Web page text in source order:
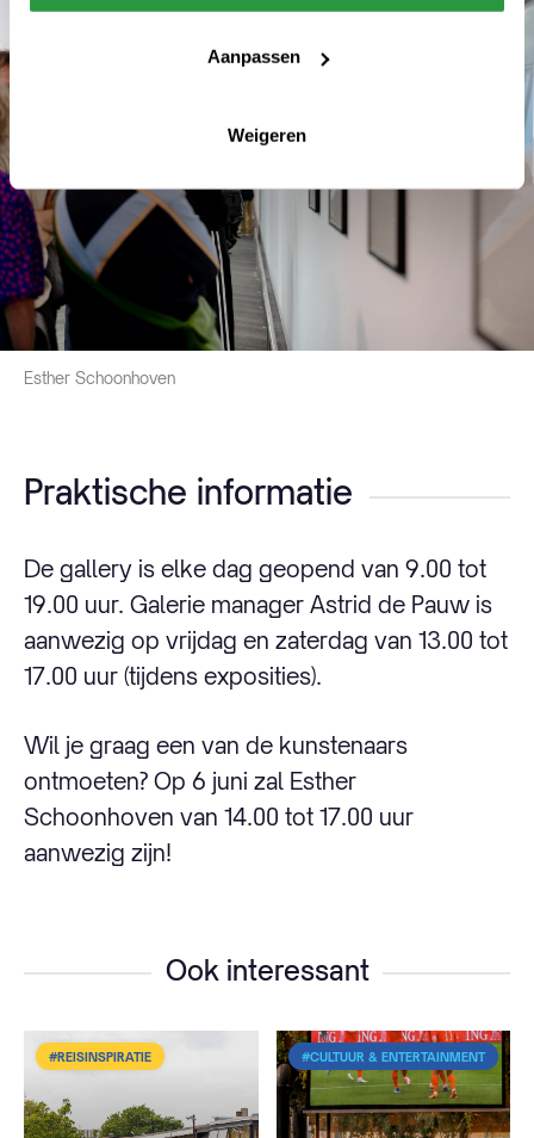
Aanpassen
Weigeren
Esther Schoonhoven
Praktische informatie
De gallery is elke dag geopend van 9.00 tot
19.00 uur. Galerie manager Astrid de Pauw is
aanwezig op vrijdag en zaterdag van 13.00 tot
17.00 uur (tijdens exposities).
Wil je graag een van de kunstenaars
ontmoeten? Op 6 juni zal Esther
Schoonhoven van 14.00 tot 17.00 uur
aanwezig zijn!
Ook interessant
#REISINSPIRATIE #CULTUUR & ENTERTAINMENT